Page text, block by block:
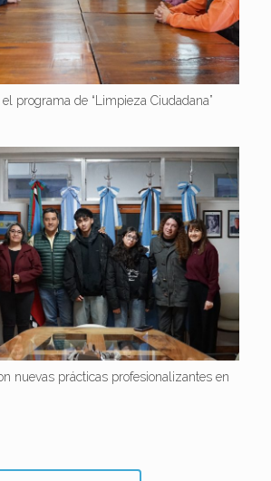
programa de “Limpieza Ciudadana”
nuevas prácticas profesionalizantes en